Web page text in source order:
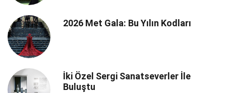
2026 Met Gala: Bu Yılın Kodları
İki Özel Sergi Sanatseverler İle
Buluştu